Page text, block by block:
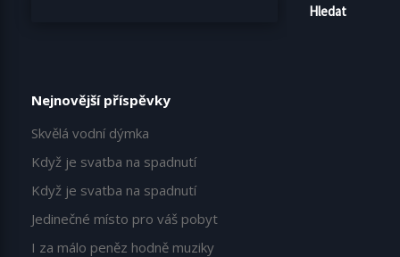
Hledat
Nejnovější příspěvky
Skvělá vodní dýmka
Když je svatba na spadnutí
Když je svatba na spadnutí
Jedinečné místo pro váš pobyt
I za málo peněz hodně muziky